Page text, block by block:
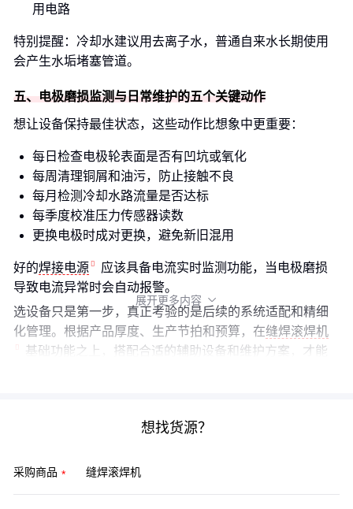
用电路
特别提醒：冷却水建议用去离子水，普通自来水长期使用
会产生水垢堵塞管道。
五、电极磨损监测与日常维护的五个关键动作
想让设备保持最佳状态，这些动作比想象中更重要：
每日检查电极轮表面是否有凹坑或氧化
每周清理铜屑和油污，防止接触不良
每月检测冷却水路流量是否达标
每季度校准压力传感器读数
更换电极时成对更换，避免新旧混用
好的焊接电源
应该具备电流实时监测功能，当电极磨损
导致电流异常时会自动报警。
选设备只是第一步，真正考验的是后续的系统适配和精细
化管理。根据产品厚度、生产节拍和预算，在缝焊滚焊机
基础功能之上，搭配合适的辅助设备和维护方案，才能
展开更多内容 
想找货源？
采购商品